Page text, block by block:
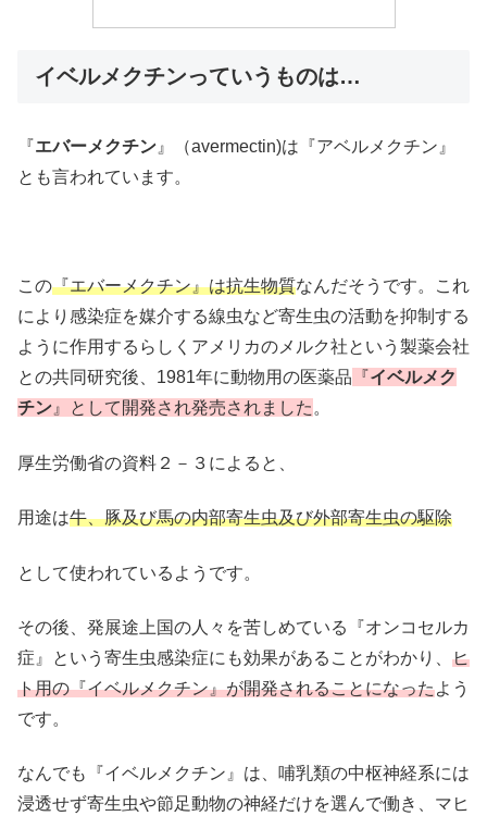
イベルメクチンっていうものは…
『エバーメクチン 』（avermectin)は『アベルメクチン』
とも言われています。
この『エバーメクチン』は抗生物質なんだそうです。これ
により感染症を媒介する線虫など寄生虫の活動を抑制する
ように作用するらしくアメリカのメルク社という製薬会社
との共同研究後、1981年に動物用の医薬品 『イベルメク
チン 』として開発され発売されました 。
厚生労働省の資料２－３によると、
用途は牛、豚及び馬の内部寄生虫及び外部寄生虫の駆除
として使われているようです。
その後、発展途上国の人々を苦しめている『オンコセルカ
症』という寄生虫感染症にも効果があることがわかり、 ヒ
ト用の『イベルメクチン』が開発されることになったよう
です。
なんでも『イベルメクチン』は、哺乳類の中枢神経系には
浸透せず寄生虫や節足動物の神経だけを選んで働き、マヒ